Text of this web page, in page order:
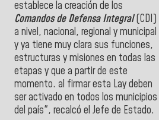
establece la creación de los
Comandos de Defensa Integral(CDI)
a nivel, nacional, regional y municipal
y ya tiene muy clara sus funciones,
estructuras y misiones en todas las
etapas y que a partir de este
momento. al firmar esta Lay deben
ser activado en todos los municipios
del país", recalcó el Jefe de Estado.